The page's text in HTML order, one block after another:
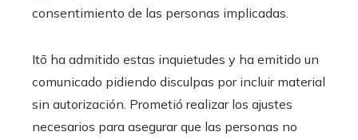
consentimiento de las personas implicadas.
Itō ha admitido estas inquietudes y ha emitido un
comunicado pidiendo disculpas por incluir material
sin autorización. Prometió realizar los ajustes
necesarios para asegurar que las personas no